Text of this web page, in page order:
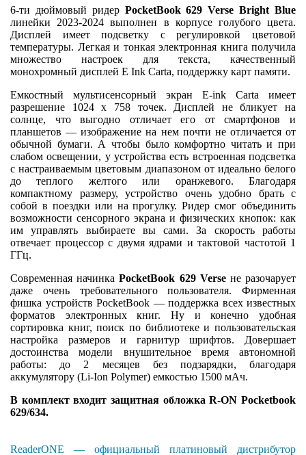
6-ти дюймовый ридер PocketBook 629 Verse Bright Blue
линейки 2023-2024 выполнен в корпусе голубого цвета.
Дисплей имеет подсветку с регулировкой цветовой
температуры. Легкая и тонкая электронная книга получила
множество настроек для текста, качественный
монохромный дисплей E Ink Carta, поддержку карт памяти.
Емкостный мультисенсорный экран E-ink Carta имеет
разрешение 1024 х 758 точек. Дисплей не бликует на
солнце, что выгодно отличает его от смартфонов и
планшетов — изображение на нем почти не отличается от
обычной бумаги. А чтобы было комфортно читать и при
слабом освещении, у устройства есть встроенная подсветка
с настраиваемым цветовым диапазоном от идеально белого
до теплого желтого или оранжевого. Благодаря
компактному размеру, устройство очень удобно брать с
собой в поездки или на прогулку. Ридер смог объединить
возможности сенсорного экрана и физических кнопок: как
им управлять выбираете вы сами. За скорость работы
отвечает процессор с двумя ядрами и тактовой частотой 1
ГГц.
Современная начинкаPocketBook 629 Verse не разочарует
даже очень требовательного пользователя. Фирменная
фишка устройств PocketBook — поддержка всех известных
форматов электронных книг. Ну и конечно удобная
сортировка книг, поиск по библиотеке и пользовательская
настройка размеров и гарнитур шрифтов. Довершает
достоинства модели внушительное время автономной
работы: до 2 месяцев без подзарядки, благодаря
аккумулятору (Li-Ion Polymer) емкостью 1500 мАч.
В комплект входит защитная обложка R-ON Pocketbook
629/634.
ReaderONE — официальный платиновый дистрибутор